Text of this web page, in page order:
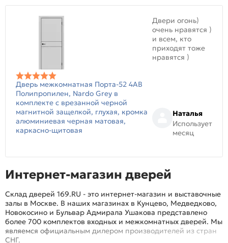
Дверь межкомнатная Порта-52 4AB
Полипропилен, Nardo Grey в
комплекте с врезанной черной
магнитной защелкой, глухая, кромка
алюминиевая черная матовая,
каркасно-щитовая
Двери огонь)
очень нравятся )
и всем, кто
приходят тоже
нравятся )
Наталья
Использует
месяц
Интернет-магазин дверей
Склад дверей 169.RU - это интернет-магазин и выставочные
залы в Москве. В наших магазинах в Кунцево, Медведково,
Новокосино и Бульвар Адмирала Ушакова представлено
более 700 комплектов входных и межкомнатных дверей. Мы
являемся официальным дилером производителей из стран
СНГ.